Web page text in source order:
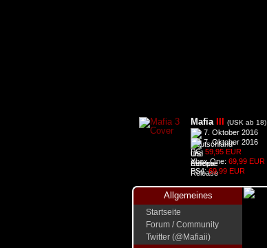
Mafia (USK ab 18)
7. Oktober 2016
7. Oktober 2016
PC: 59,95 EUR
Xbox One: 69,99 EUR
PS4:69,99 EUR
Allgemeines
Startseite
Forum / Community
Twitter (@Mafiaii)